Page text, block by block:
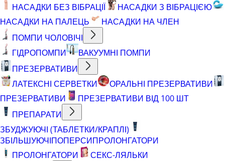
НАСАДКИ БЕЗ ВІБРАЦІЇ
НАСАДКИ З ВІБРАЦІЄЮ
НАСАДКИ НА ПАЛЕЦЬ
НАСАДКИ НА ЧЛЕН
ПОМПИ ЧОЛОВІЧІ
ГІДРОПОМПИ
ВАКУУМНІ ПОМПИ
ПРЕЗЕРВАТИВИ
ЛАТЕКСНІ СЕРВЕТКИ
ОРАЛЬНІ ПРЕЗЕРВАТИВИ
ПРЕЗЕРВАТИВИ
ПРЕЗЕРВАТИВИ ВІД 100 ШТ
ПРЕПАРАТИ
ЗБУДЖУЮЧІ (ТАБЛЕТКИ/КРАПЛІ)
ЗБІЛЬШУЮЧІПОПЕРСИПРОЛОНГАТОРИ
ПРОЛОНГАТОРИ
СЕКС-ЛЯЛЬКИ